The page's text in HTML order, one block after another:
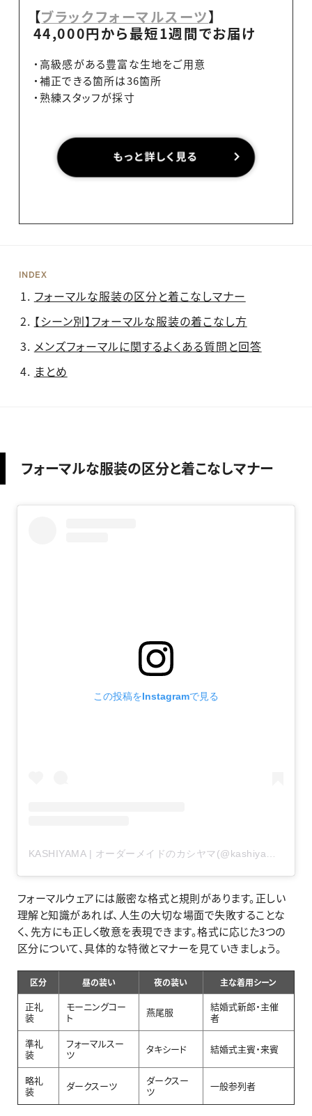
【ブラックフォーマルスーツ】
44,000円から最短1週間でお届け
・高級感がある豊富な生地をご用意
・補正できる箇所は36箇所
・熟練スタッフが採寸
INDEX
フォーマルな服装の区分と着こなしマナー
【シーン別】フォーマルな服装の着こなし方
メンズフォーマルに関するよくある質問と回答
まとめ
フォーマルな服装の区分と着こなしマナー
この投稿をInstagramで見る
フォーマルウェアには厳密な格式と規則があります。正しい
理解と知識があれば、人生の大切な場面で失敗することな
く、先方にも正しく敬意を表現できます。格式に応じた3つの
区分について、具体的な特徴とマナーを見ていきましょう。
区分 昼の装い 夜の装い 主な着用シーン
正礼
装
モーニングコー
ト
燕尾服
結婚式新郎・主催
者
準礼
装
フォーマルスー
ツ
タキシード 結婚式主賓・来賓
略礼
装
ダークスーツ
ダークスー
ツ
一般参列者